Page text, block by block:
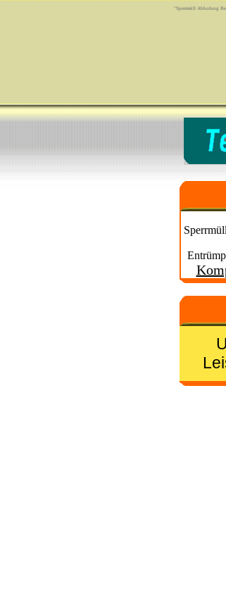
"Sperrmüll Abholung